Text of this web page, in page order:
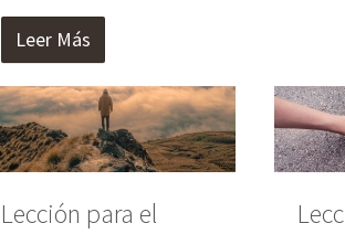
Leer Más
Lección para el